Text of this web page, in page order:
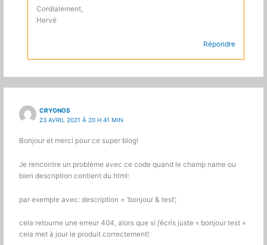
Cordialement,
Hervé
Répondre
CRYONOS
23 AVRIL 2021 À 20 H 41 MIN
Bonjour et merci pour ce super blog!
Je rencontre un problème avec ce code quand le champ name ou
bien description contient du html:
par exemple avec: description = ‘bonjour & test’;
cela retourne une erreur 404, alors que si j’écris juste « bonjour test »
cela met à jour le produit correctement!